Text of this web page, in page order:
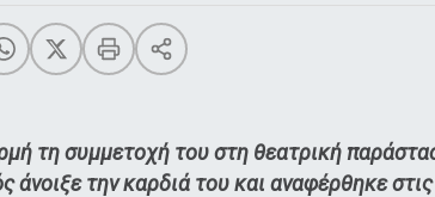
τη συμμετοχή του στη θεατρική
άνοιξε την καρδιά του και αναφέρθηκε